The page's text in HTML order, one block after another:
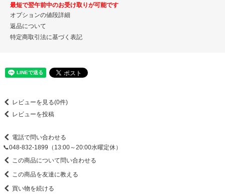
最短で翌午前中のお受け取りが可能です
オプションの値段詳細
返品について
特定商取引法に基づく表記
レビューを見る(0件)
レビューを投稿
電話で問い合わせる
📞048-832-1899（13:00～20:00水曜定休）
この商品について問い合わせる
この商品を友達に教える
買い物を続ける